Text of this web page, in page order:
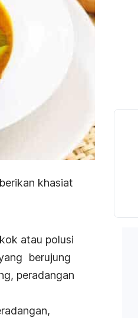
khasiat
atau polusi
berujung
peradangan